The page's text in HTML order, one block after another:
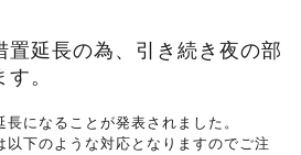
置延長の為、引き続き夜の部
。
になることが発表されました。
以下のような対応となりますのでご注